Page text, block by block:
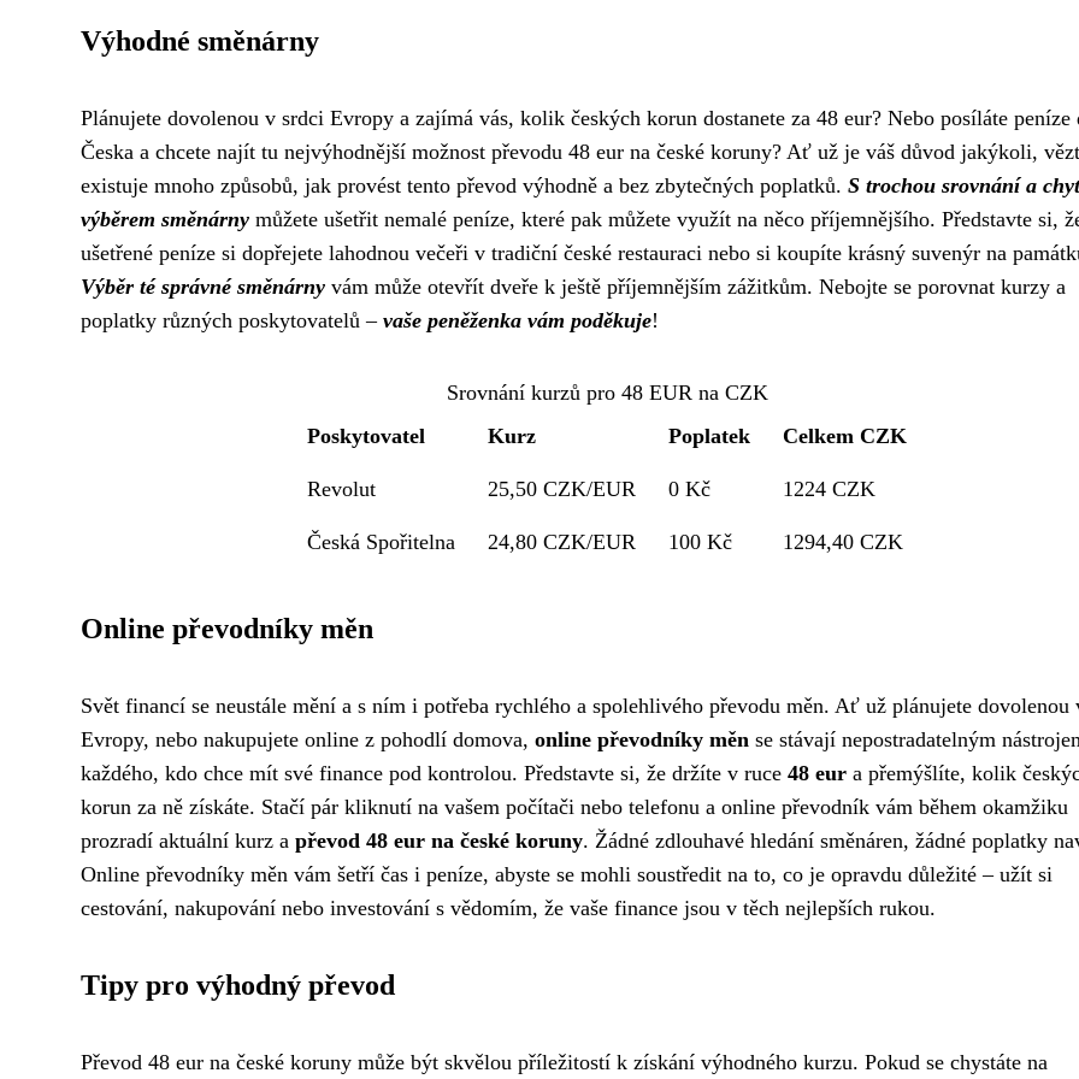
Výhodné směnárny
Plánujete dovolenou v srdci Evropy a zajímá vás, kolik českých korun dostanete za 48 eur? Nebo posíláte peníze
Česka a chcete najít tu nejvýhodnější možnost převodu 48 eur na české koruny? Ať už je váš důvod jakýkoli,
existuje mnoho způsobů, jak provést tento převod výhodně a bez zbytečných poplatků. S trochou srovnání a
výběrem směnárny můžete ušetřit nemalé peníze, které pak můžete využít na něco příjemnějšího. Představte si,
ušetřené peníze si dopřejete lahodnou večeři v tradiční české restauraci nebo si koupíte krásný suvenýr na
Výběr té správné směnárny vám může otevřít dveře k ještě příjemnějším zážitkům. Nebojte se porovnat kurzy a
poplatky různých poskytovatelů – vaše peněženka vám poděkuje!
Srovnání kurzů pro 48 EUR na CZK
Poskytovatel
Kurz Poplatek Celkem CZK
Revolut 25,50 CZK/EUR 0 Kč 1224 CZK
Česká Spořitelna 24,80 CZK/EUR 100 Kč 1294,40 CZK
Online převodníky měn
Svět financí se neustále mění a s ním i potřeba rychlého a spolehlivého převodu měn. Ať už plánujete dovolenou
Evropy, nebo nakupujete online z pohodlí domova, online převodníky měn se stávají nepostradatelným
každého, kdo chce mít své finance pod kontrolou. Představte si, že držíte v ruce 48 eur a přemýšlíte, kolik
korun za ně získáte. Stačí pár kliknutí na vašem počítači nebo telefonu a online převodník vám během okamžiku
prozradí aktuální kurz a převod 48 eur na české koruny. Žádné zdlouhavé hledání směnáren, žádné poplatky
Online převodníky měn vám šetří čas i peníze, abyste se mohli soustředit na to, co je opravdu důležité – užít si
cestování, nakupování nebo investování s vědomím, že vaše finance jsou v těch nejlepších rukou.
Tipy pro výhodný převod
Převod 48 eur na české koruny může být skvělou příležitostí k získání výhodného kurzu. Pokud se chystáte na